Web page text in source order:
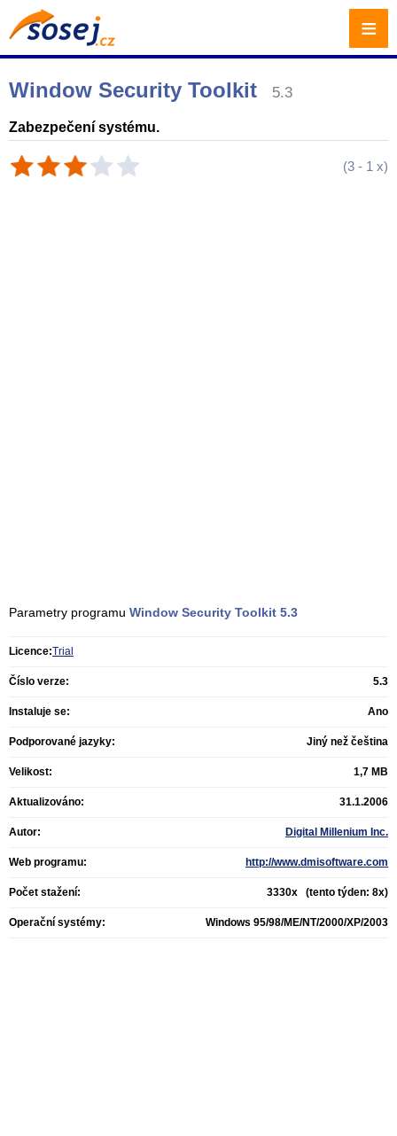
Window Security Toolkit 5.3
Zabezpečení systému.
(3 - 1 x)
Parametry programu Window Security Toolkit 5.3
Licence:Trial
Číslo verze: 5.3
Instaluje se: Ano
Podporované jazyky: Jiný než čeština
Velikost: 1,7 MB
Aktualizováno: 31.1.2006
Autor: Digital Millenium Inc.
Web programu: http://www.dmisoftware.com
Počet stažení: 3330x (tento týden: 8x)
Operační systémy: Windows 95/98/ME/NT/2000/XP/2003
≡